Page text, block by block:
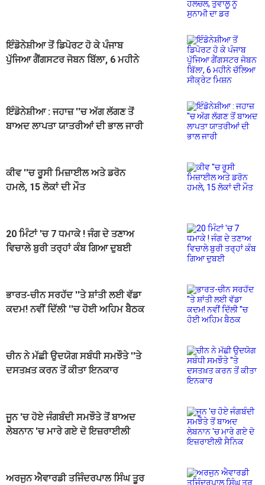
ਇੰਡੋਨੇਸ਼ੀਆ ਤੋਂ ਡਿਪੋਰਟ ਹੋ ਕੇ ਪੰਜਾਬ
ਪੁੱਜਿਆ ਗੈਂਗਸਟਰ ਜੋਬਨ ਬਿੱਲਾ, 6 ਮਹੀਨੇ
ਇੰਡੋਨੇਸ਼ੀਆ : ਜਹਾਜ਼ ''ਚ ਅੱਗ ਲੱਗਣ ਤੋਂ
ਬਾਅਦ ਲਾਪਤਾ ਯਾਤਰੀਆਂ ਦੀ ਭਾਲ ਜਾਰੀ
ਕੀਵ ''ਚ ਰੂਸੀ ਮਿਜ਼ਾਈਲ ਅਤੇ ਡਰੋਨ
ਹਮਲੇ, 15 ਲੋਕਾਂ ਦੀ ਮੌਤ
20 ਮਿੰਟਾਂ 'ਚ 7 ਧਮਾਕੇ ! ਜੰਗ ਦੇ ਤਣਾਅ
ਵਿਚਾਲੇ ਬੁਰੀ ਤਰ੍ਹਾਂ ਕੰਬ ਗਿਆ ਦੁਬਈ
ਭਾਰਤ-ਚੀਨ ਸਰਹੱਦ ''ਤੇ ਸ਼ਾਂਤੀ ਲਈ ਵੱਡਾ
ਕਦਮ! ਨਵੀਂ ਦਿੱਲੀ ''ਚ ਹੋਈ ਅਹਿਮ ਬੈਠਕ
ਚੀਨ ਨੇ ਮੱਛੀ ਉਦਯੋਗ ਸਬੰਧੀ ਸਮਝੌਤੇ ''ਤੇ
ਦਸਤਖ਼ਤ ਕਰਨ ਤੋਂ ਕੀਤਾ ਇਨਕਾਰ
ਜੂਨ 'ਚ ਹੋਏ ਜੰਗਬੰਦੀ ਸਮਝੌਤੇ ਤੋਂ ਬਾਅਦ
ਲੇਬਨਾਨ 'ਚ ਮਾਰੇ ਗਏ ਦੋ ਇਜ਼ਰਾਈਲੀ
ਅਰਜੁਨ ਐਵਾਰਡੀ ਤਜਿੰਦਰਪਾਲ ਸਿੰਘ ਤੂਰ